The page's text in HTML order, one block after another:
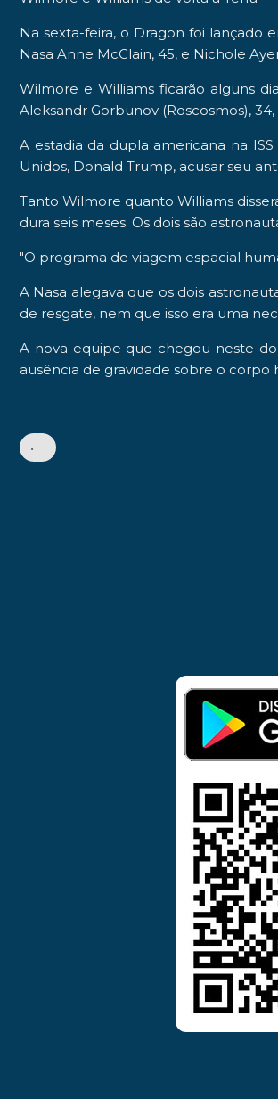
Na sexta-feira, o Dragon foi lançado
Nasa Anne McClain, 45, e Nichole
Wilmore e Williams ficarão alguns
Aleksandr Gorbunov (Roscosmos),
A estadia da dupla americana na
Unidos, Donald Trump, acusar seu
Tanto Wilmore quanto Williams
dura seis meses. Os dois são
"O programa de viagem espacial
A Nasa alegava que os dois
de resgate, nem que isso era uma
A nova equipe que chegou neste
ausência de gravidade sobre o
•